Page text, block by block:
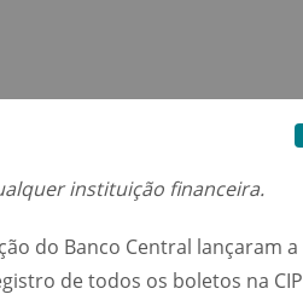
instituição financeira.
do Banco Central lançaram a
de todos os boletos na CIP